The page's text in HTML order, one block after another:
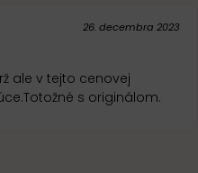
26. decembra 2023
ale v tejto cenovej
s originálom.